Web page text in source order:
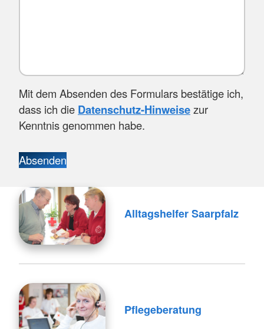
Mit dem Absenden des Formulars bestätige ich,
dass ich die Datenschutz-Hinweisezur
Kenntnis genommen habe.
Absenden
Alltagshelfer Saarpfalz
Pflegeberatung